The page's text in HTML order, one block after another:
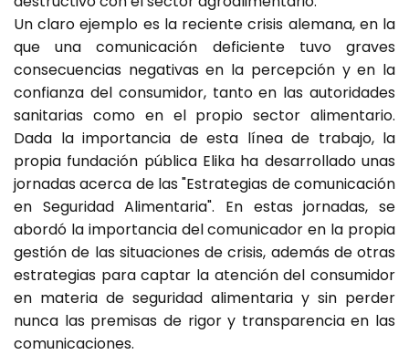
Un claro ejemplo es la reciente crisis alemana, en la
que una comunicación deficiente tuvo graves
consecuencias negativas en la percepción y en la
confianza del consumidor, tanto en las autoridades
sanitarias como en el propio sector alimentario.
Dada la importancia de esta línea de trabajo, la
propia fundación pública Elika ha desarrollado unas
jornadas acerca de las "Estrategias de comunicación
en Seguridad Alimentaria". En estas jornadas, se
abordó la importancia del comunicador en la propia
gestión de las situaciones de crisis, además de otras
estrategias para captar la atención del consumidor
en materia de seguridad alimentaria y sin perder
nunca las premisas de rigor y transparencia en las
comunicaciones.